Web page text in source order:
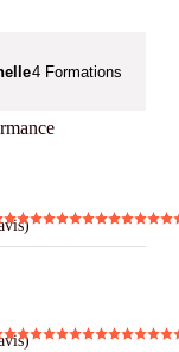
4 Formations